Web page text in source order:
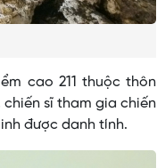
cao 211 thuộc thôn
chiến sĩ tham gia chiến
được danh tính.